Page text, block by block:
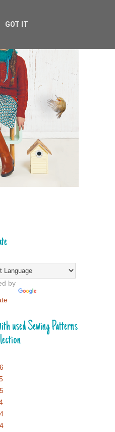
by
used Sewing Patterns
GOT IT